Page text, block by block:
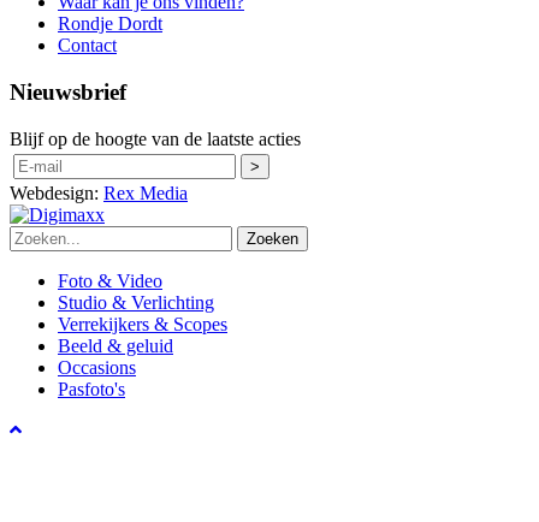
Rondje Dordt
Contact
Nieuwsbrief
Blijf op de hoogte van de laatste acties
Webdesign: Rex Media
Zoeken
Foto & Video
Studio & Verlichting
Verrekijkers & Scopes
Beeld & geluid
Occasions
Pasfoto's